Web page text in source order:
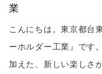
業
こんにちは。東京都台
ーホルダー工業』です
加えた、新しい楽しさ